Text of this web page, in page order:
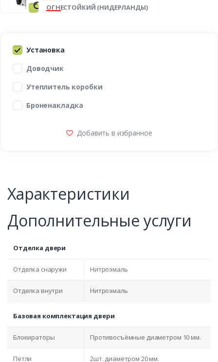
ОГНЕСТОЙКИЙ (НИДЕРЛАНДЫ)
Установка
Доводчик
Утеплитель коробки
Броненакладка
Добавить в избранное
Характеристики
Дополнительные услуги
Отделка двери
Отделка снаружи Нитроэмаль
Отделка внутри Нитроэмаль
Базовая комплектация двери
Блокираторы Противосъёмные диаметром 10 мм.
Петли 2шт. диаметром 20 мм.